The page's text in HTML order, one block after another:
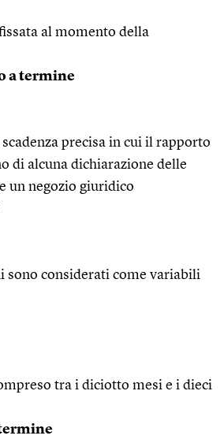
al momento della
a termine
precisa in cui il rapporto
di alcuna dichiarazione delle
un negozio giuridico
sono considerati come variabili
tra i diciotto mesi e i dieci